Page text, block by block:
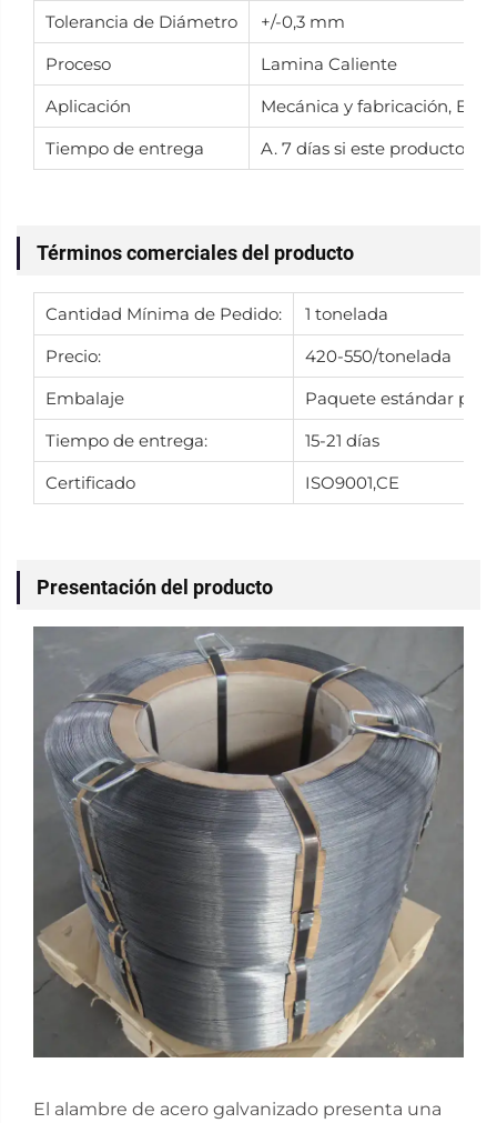
Tolerancia de Diámetro
+/-0,3 mm
Proceso
Lamina Caliente
Aplicación
Mecánica y fabricación,
Tiempo de entrega
A. 7 días si este producto
Términos comerciales del producto
Cantidad Mínima de Pedido:
1 tonelada
Precio:
420-550/tonelada
Embalaje
Paquete estándar
Tiempo de entrega:
15-21 días
Certificado
ISO9001,CE
Presentación del producto
El alambre de acero galvanizado presenta una